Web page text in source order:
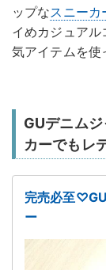
ップなスニーカ
イめカジュアル
気アイテムを
GUデニム
カーでもレ
完売必至
ー